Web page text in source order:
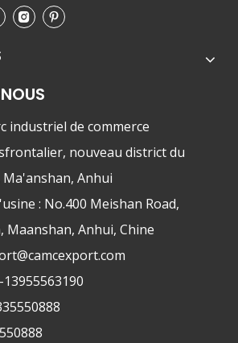
industriel de commerce
nouveau district du
Anhui
: No.400 Meishan Road,
Maanshan, Anhui, Chine